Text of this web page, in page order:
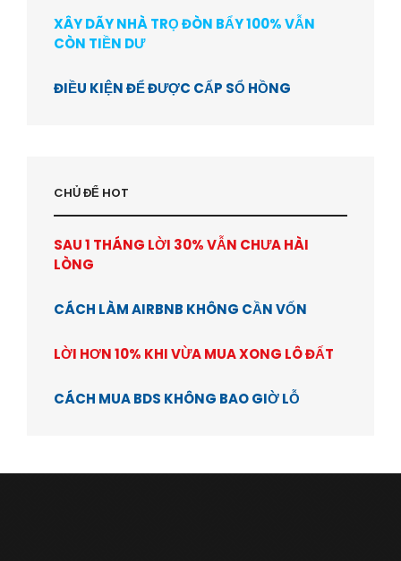
XÂY DÃY NHÀ TRỌ ĐÒN BẨY 100% VẪN
CÒN TIỀN DƯ
ĐIỀU KIỆN ĐỂ ĐƯỢC CẤP SỔ HỒNG
CHỦ ĐỂ HOT
SAU 1 THÁNG LỜI 30% VẪN CHƯA HÀI
LÒNG
CÁCH LÀM AIRBNB KHÔNG CẦN VỐN
LỜI HƠN 10% KHI VỪA MUA XONG LÔ ĐẤT
CÁCH MUA BDS KHÔNG BAO GIỜ LỖ